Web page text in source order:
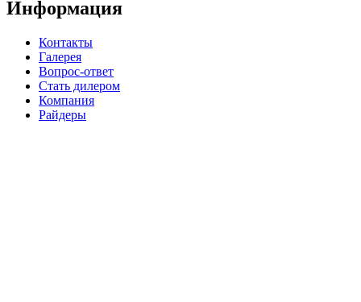
Информация
Контакты
Галерея
Вопрос-ответ
Стать дилером
Компания
Райдеры